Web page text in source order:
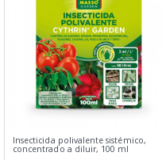
Insecticida polivalente sistémico,
concentrado a diluir, 100 ml